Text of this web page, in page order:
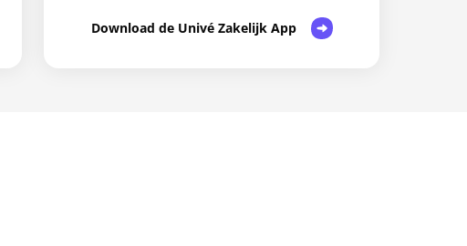
Download de Univé Zakelijk App